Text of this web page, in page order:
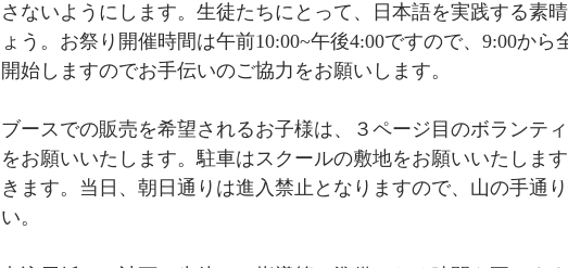
さないようにします。生徒たちにとって、日本語を実践する素
ょう。お祭り開催時間は午前10:00~午後4:00ですので、9:00か
開始しますのでお手伝いのご協力をお願いします。
ブースでの販売を希望されるお子様は、３ページ目のボランテ
をお願いいたします。駐車はスクールの敷地をお願いいたしま
きます。当日、朝日通りは進入禁止となりますので、山の手通
い。